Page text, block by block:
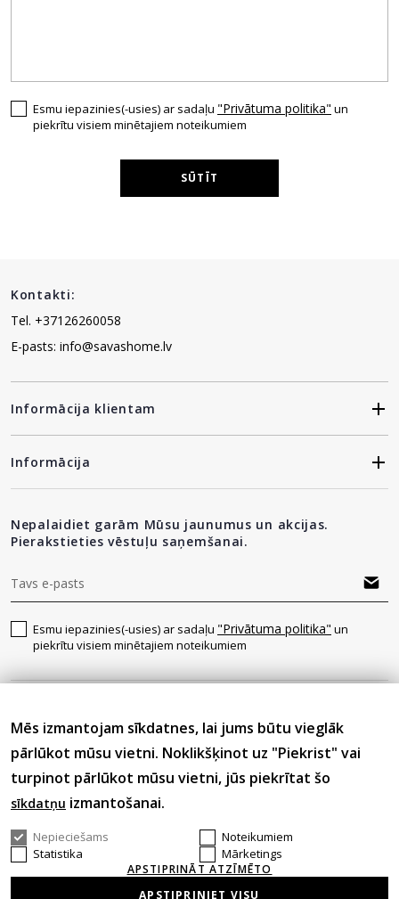
Esmu iepazinies(-usies) ar sadaļu "Privātuma politika" un
piekrītu visiem minētajiem noteikumiem
SŪTĪT
Kontakti:
Tel. +37126260058
E-pasts: info@savashome.lv
Informācija klientam
Informācija
Nepalaidiet garām Mūsu jaunumus un akcijas.
Pierakstieties vēstuļu saņemšanai.
Esmu iepazinies(-usies) ar sadaļu "Privātuma politika" un
piekrītu visiem minētajiem noteikumiem
© 2026 Visas tiesības aizsargātas.
Mēs izmantojam sīkdatnes, lai jums būtu vieglāk
pārlūkot mūsu vietni. Noklikšķinot uz "Piekrist" vai
turpinot pārlūkot mūsu vietni, jūs piekrītat šo
sīkdatņu izmantošanai.
Nepieciešams
Noteikumiem
Statistika
Mārketings
APSTIPRINĀT ATZĪMĒTO
APSTIPRINIET VISU